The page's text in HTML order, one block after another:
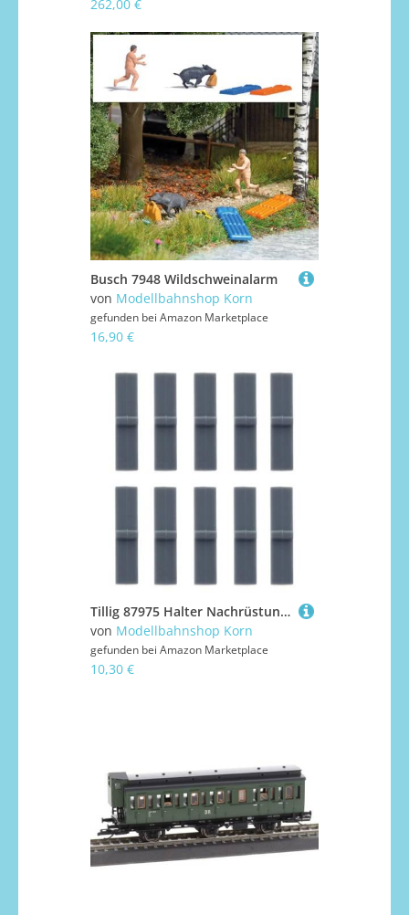
262,00 €
Busch 7948 Wildschweinalarm
von Modellbahnshop Korn
gefunden bei Amazon Marketplace
16,90 €
Tillig 87975 Halter Nachrüstung H0 Mitte (10 Stück)
von Modellbahnshop Korn
gefunden bei Amazon Marketplace
10,30 €